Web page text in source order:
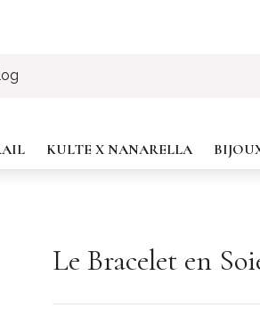
KULTE X NANARELLA
Le Bracelet en